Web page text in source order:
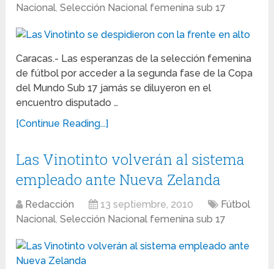
Nacional,Selección Nacional femenina sub 17
Caracas.- Las esperanzas de la selección femenina
de fútbol por acceder a la segunda fase de la Copa
del Mundo Sub 17 jamás se diluyeron en el
encuentro disputado …
[Continue Reading...]
Las Vinotinto volverán al sistema
empleado ante Nueva Zelanda
Redacción 13 septiembre, 2010
Fútbol
Nacional,Selección Nacional femenina sub 17